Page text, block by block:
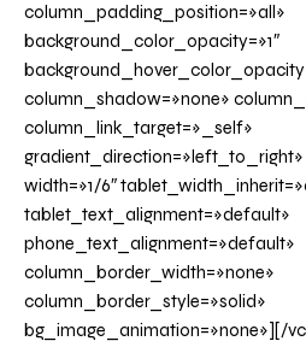
column_padding_position=»all»
background_color_opacity=»1″
column_shadow=»none»
column_link_target=»_self»
gradient_direction=»left_to_right»
width=»1/6″
tablet_text_alignment=»default»
phone_text_alignment=»default»
column_border_width=»none»
column_border_style=»solid»
bg_image_animation=»none»][/